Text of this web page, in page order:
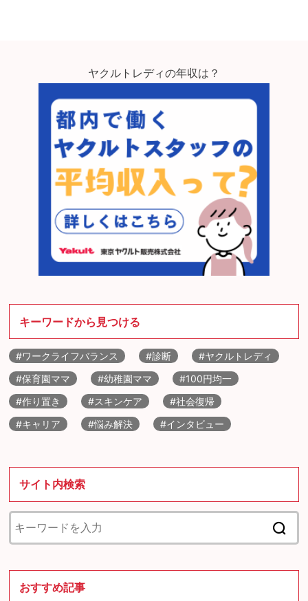
ヤクルトレディの年収は？
キーワードから見つける
#ワークライフバランス #診断
#ヤクルトレディ
#保育園ママ
#幼稚園ママ
#100円均一
#作り置き
#スキンケア
#社会復帰
#キャリア
#悩み解決 #インタビュー
サイト内検索
おすすめ記事